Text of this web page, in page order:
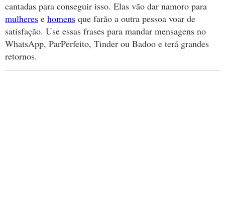
cantadas para conseguir isso. Elas vão dar namoro para
mulheres e homens que farão a outra pessoa voar de
satisfação. Use essas frases para mandar mensagens no
WhatsApp, ParPerfeito, Tinder ou Badoo e terá grandes
retornos.